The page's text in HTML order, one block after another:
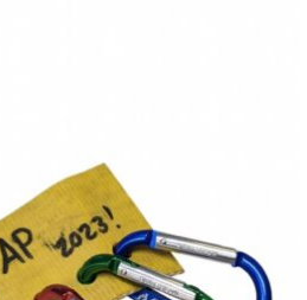
in
apsisge.ch/wp-